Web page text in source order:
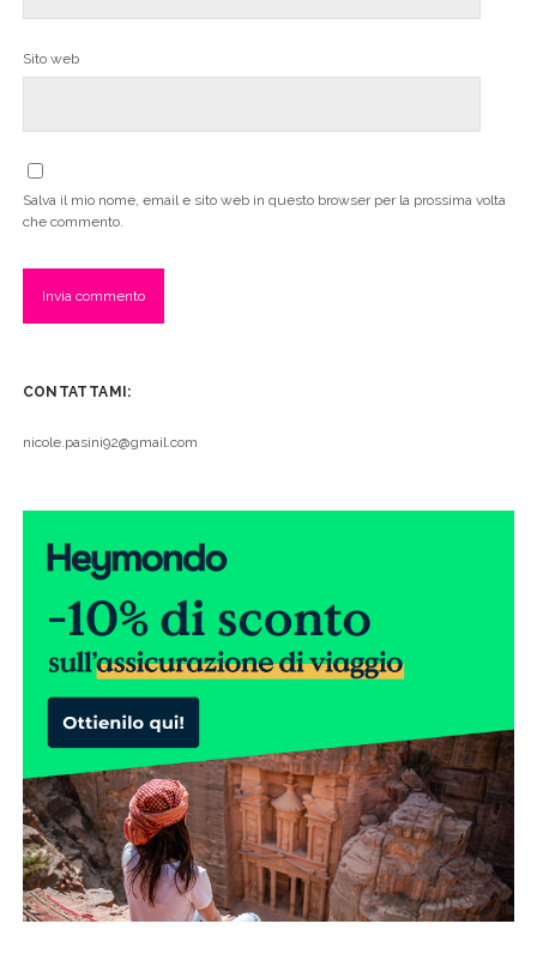
Sito web
Salva il mio nome, email e sito web in questo browser per la prossima volta
che commento.
CONTATTAMI:
nicole.pasini92@gmail.com